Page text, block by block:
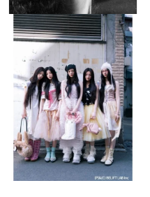
musicjapantv
💡8月特番放送決定！
8月 4
2 0